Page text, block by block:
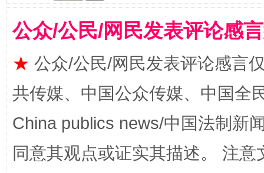
受贿1.44亿！段成刚被判无期 从幼
公众/公民/网民发表评论感
★ 公众/公民/网民发表评论感言
共传媒、中国公众传媒、中国全
China publics news/中国法制新
同意其观点或证实其描述。 注